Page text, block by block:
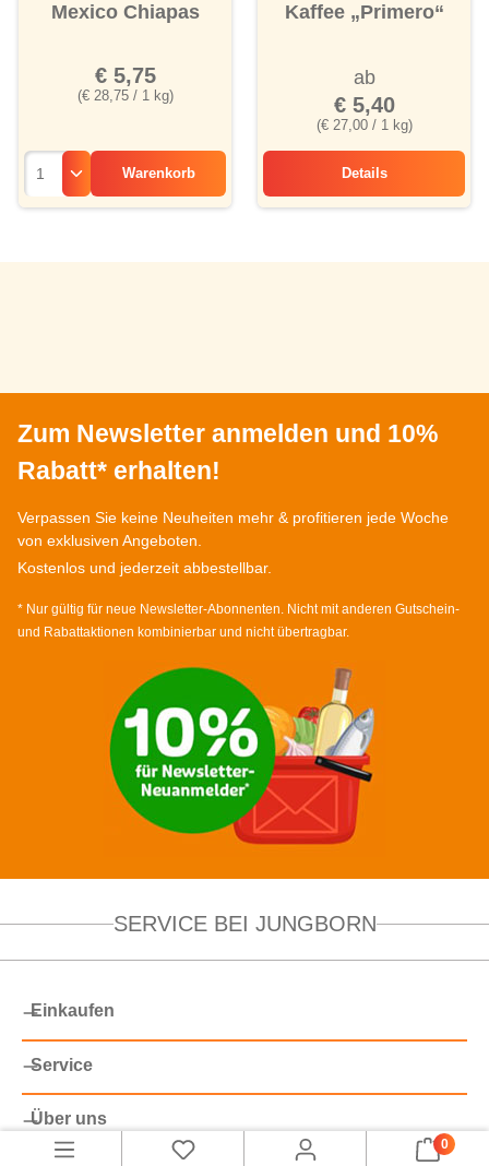
Mexico Chiapas
(€ 28,75 / 1 kg)
€ 5,75
Warenkorb
Kaffee „Primero“
(€ 27,00 / 1 kg)
ab
€ 5,40
Details
Kaffee „Primero“
Zum Newsletter anmelden und 10%
Rabatt* erhalten!
Verpassen Sie keine Neuheiten mehr & profitieren jede Woche
von exklusiven Angeboten.
Kostenlos und jederzeit abbestellbar.
* Nur gültig für neue Newsletter-Abonnenten. Nicht mit anderen Gutschein-
und Rabattaktionen kombinierbar und nicht übertragbar.
SERVICE BEI JUNGBORN
Einkaufen
Service
Über uns
0